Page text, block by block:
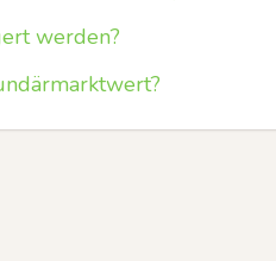
werden?